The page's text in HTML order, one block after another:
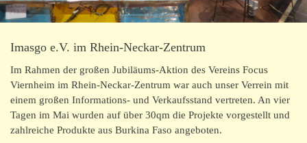
Imasgo e.V. im Rhein-Neckar-Zentrum
Im Rahmen der großen Jubiläums-Aktion des Vereins Focus
Viernheim im Rhein-Neckar-Zentrum war auch unser Verrein mit
einem großen Informations- und Verkaufsstand vertreten. An vier
Tagen im Mai wurden auf über 30qm die Projekte vorgestellt und
zahlreiche Produkte aus Burkina Faso angeboten.